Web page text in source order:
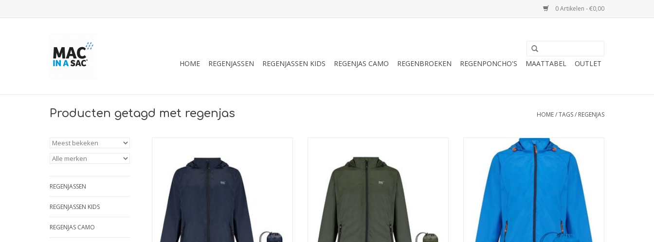
0 Artikelen - €0,00
HOME REGENJASSEN REGENJASSEN KIDS REGENJAS CAMO REGENBROEKEN REGENPONCHO'S MAATTABEL OUTLET
Producten getagd met regenjas HOME/TAGS/ REGENJAS
REGENJASSEN
REGENJASSEN KIDS
REGENJAS CAMO
lichtgewicht ademend polyester regenjack met
een uniek 'staycool' systeem aan de rugzijde
voor extra comfort.
TOEVOEGEN AAN WINKELWAGEN
hiker, visser, boswachter en militair.
TOEVOEGEN AAN WINKELWAGEN
De regenjas van Mac in a Sac is een makkelijk
lichtgewicht ademend polyester regenjack met
een uniek 'staycool' systeem aan de rugzijde
voor extra comfort.